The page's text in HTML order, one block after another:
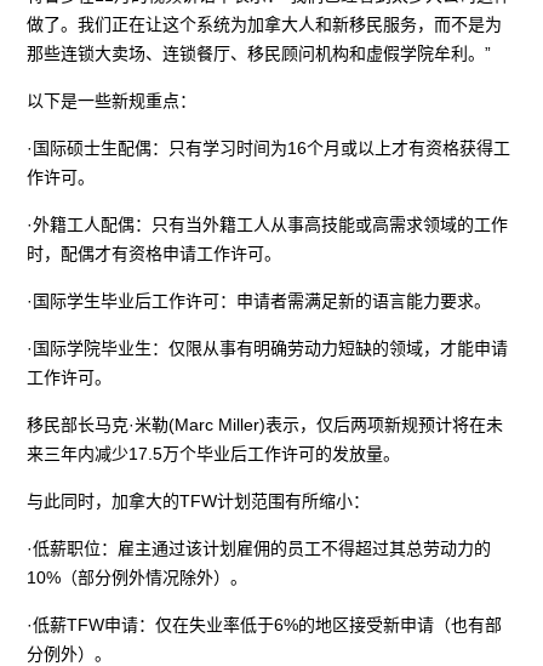
做了。我们正在让这个系统为加拿大人和新移民服务，而不是为
那些连锁大卖场、连锁餐厅、移民顾问机构和虚假学院牟利。”
以下是一些新规重点：
·国际硕士生配偶：只有学习时间为16个月或以上才有资格获得工
作许可。
·外籍工人配偶：只有当外籍工人从事高技能或高需求领域的工作
时，配偶才有资格申请工作许可。
·国际学生毕业后工作许可：申请者需满足新的语言能力要求。
·国际学院毕业生：仅限从事有明确劳动力短缺的领域，才能申请
工作许可。
移民部长马克·米勒(Marc Miller)表示，仅后两项新规预计将在未
来三年内减少17.5万个毕业后工作许可的发放量。
与此同时，加拿大的TFW计划范围有所缩小：
·低薪职位：雇主通过该计划雇佣的员工不得超过其总劳动力的
10%（部分例外情况除外）。
·低薪TFW申请：仅在失业率低于6%的地区接受新申请（也有部
分例外）。